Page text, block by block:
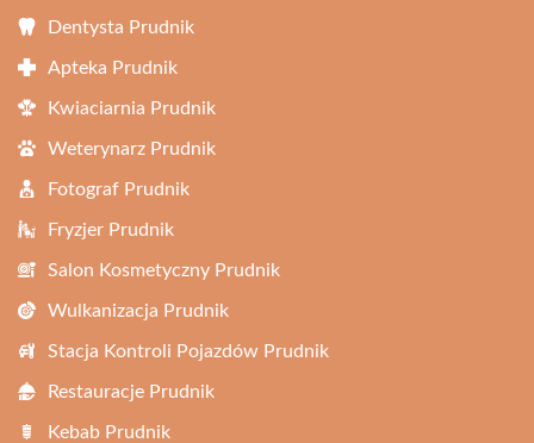
Dentysta Prudnik
Apteka Prudnik
Kwiaciarnia Prudnik
Weterynarz Prudnik
Fotograf Prudnik
Fryzjer Prudnik
Salon Kosmetyczny Prudnik
Wulkanizacja Prudnik
Stacja Kontroli Pojazdów Prudnik
Restauracje Prudnik
Kebab Prudnik